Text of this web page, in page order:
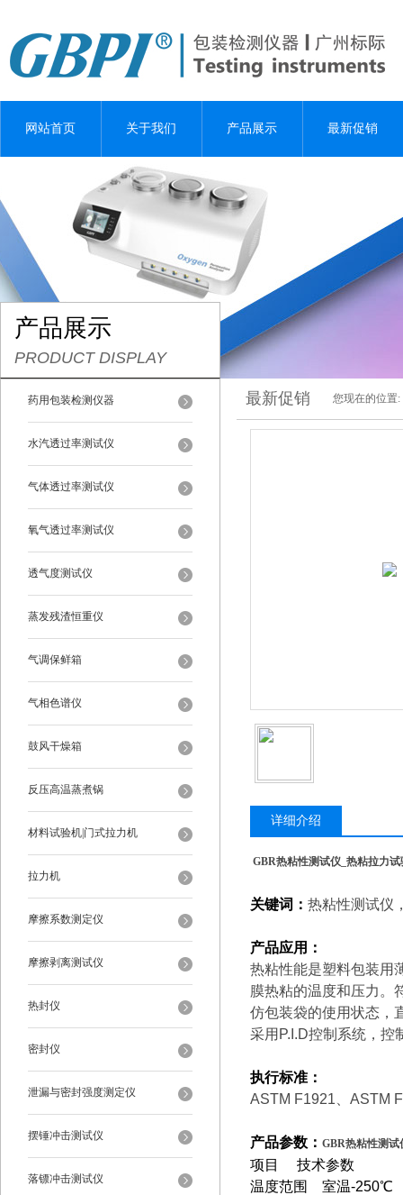
网站首页 关于我们 产品展示 最新促销
产品展示
PRODUCT DISPLAY
药用包装检测仪器
水汽透过率测试仪
气体透过率测试仪
氧气透过率测试仪
透气度测试仪
蒸发残渣恒重仪
气调保鲜箱
气相色谱仪
鼓风干燥箱
反压高温蒸煮锅
材料试验机|门式拉力机
拉力机
摩擦系数测定仪
摩擦剥离测试仪
热封仪
密封仪
泄漏与密封强度测定仪
摆锤冲击测试仪
落镖冲击测试仪
最新促销 您现在的位置:
详细介绍
GBR热粘性测试仪_热粘拉力
关键词： 热粘性测试仪
产品应用：
热粘性能是塑料包装用
膜热粘的温度和压力。
仿包装袋的使用状态，
采用P.I.D控制系统，控
执行标准：
ASTM F1921 、ASTM
产品参数： GBR热粘性测试
项目 技术参数
温度范围 室温-250℃